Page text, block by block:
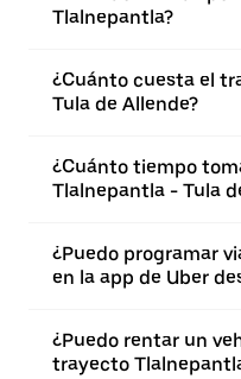
Tlalnepantla?
¿Cuánto cuesta el
Tula de Allende?
¿Cuánto tiempo
Tlalnepantla - Tula
¿Puedo programar
en la app de Uber
¿Puedo rentar un
trayecto